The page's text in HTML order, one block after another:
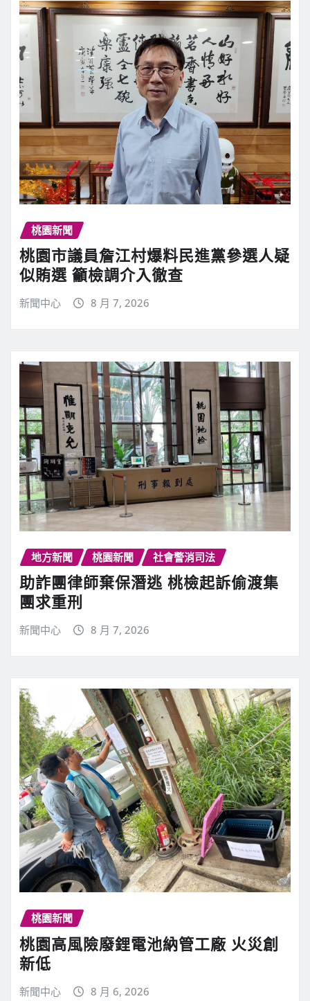
桃園新聞
桃園市議員詹江村爆料民進黨參選人疑
似賄選 籲檢調介入徹查
新聞中心 8 月 7, 2026
地方新聞 桃園新聞 社會警消司法
助詐團律師棄保潛逃 桃檢起訴偷渡集
團求重刑
新聞中心 8 月 7, 2026
桃園新聞
桃園高風險廢鋰電池納管工廠 火災創
新低
新聞中心 8 月 6, 2026